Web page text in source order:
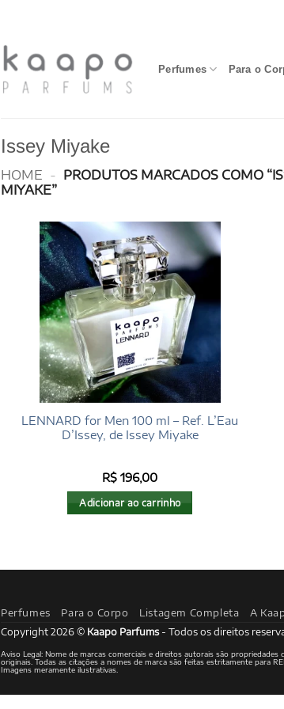
Perfumes Para o
Issey Miyake
HOME - PRODUTOS MARCADOS COMO
MIYAKE”
LENNARD for Men 100 ml – Ref. L’Eau
D’Issey, de Issey Miyake
R$ 196,00
Adicionar ao carrinho
Perfumes Para o Corpo Listagem Completa A
Copyright 2026 © Kaapo Parfums- Todos os direitos
Aviso Legal: Nome de marcas comerciais e direitos autorais são
originais. Todas as citações a nomes de marca são feitas estritamente para
Imagens meramente ilustrativas.